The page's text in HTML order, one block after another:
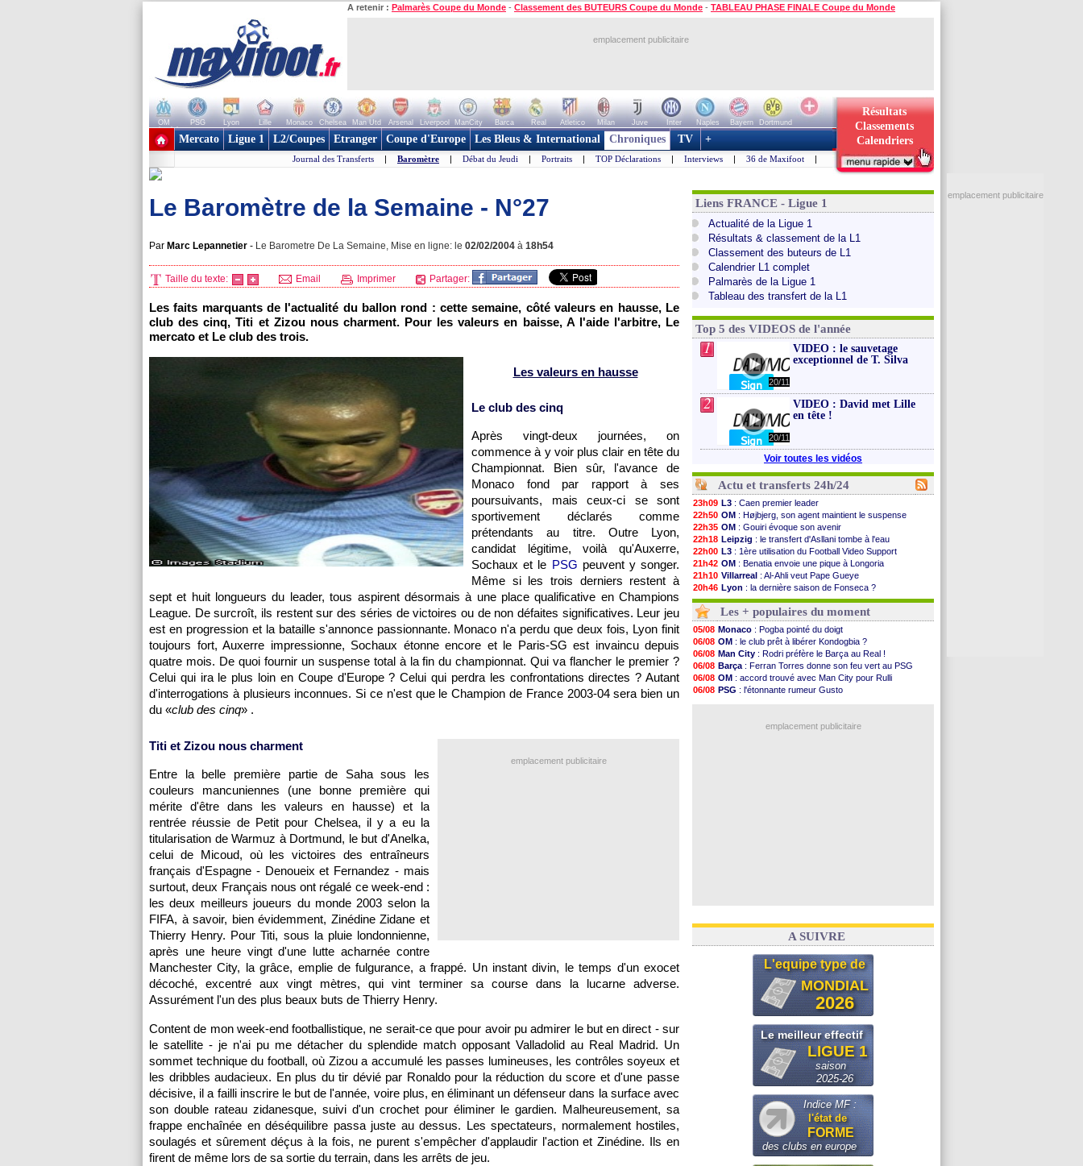
A retenir : Palmarès Coupe du Monde - Classement des BUTEURS Coupe du Monde - TABLEAU PHASE FINALE Coupe du Monde
emplacement publicitaire
OM PSG Lyon Lille Monaco Chelsea Man Utd Arsenal Liverpool ManCity Barca Real Atletico Milan Juve Inter Naples Bayern
Dortmund
+ de clubs
Résultats
Classements
Calendriers
Mercato Ligue 1 L2/Coupes Etranger Coupe d'Europe Les Bleus & International Chroniques TV +
Journal des Transferts | Baromètre | Débat du Jeudi | Portraits | TOP Déclarations | Interviews | 36 de Maxifoot |
Le Baromètre de la Semaine - N°27
Par Marc Lepannetier - Le Barometre De La Semaine, Mise en ligne: le 02/02/2004 à 18h54
Taille du texte: Email Imprimer Partager:
Les faits marquants de l'actualité du ballon rond : cette semaine, côté valeurs en hausse, Le
club des cinq, Titi et Zizou nous charment. Pour les valeurs en baisse, A l'aide l'arbitre, Le
mercato et Le club des trois.
Les valeurs en hausse
Le club des cinq
Après vingt-deux journées, on
commence à y voir plus clair en tête du
Championnat. Bien sûr, l'avance de
Monaco fond par rapport à ses
poursuivants, mais ceux-ci se sont
sportivement déclarés comme
prétendants au titre. Outre Lyon,
candidat légitime, voilà qu'Auxerre,
Sochaux et le PSG peuvent y songer.
Même si les trois derniers restent à
sept et huit longueurs du leader, tous aspirent désormais à une place qualificative en Champions
League. De surcroît, ils restent sur des séries de victoires ou de non défaites significatives. Leur jeu
est en progression et la bataille s'annonce passionnante. Monaco n'a perdu que deux fois, Lyon finit
toujours fort, Auxerre impressionne, Sochaux étonne encore et le Paris-SG est invaincu depuis
quatre mois. De quoi fournir un suspense total à la fin du championnat. Qui va flancher le premier ?
Celui qui ira le plus loin en Coupe d'Europe ? Celui qui perdra les confrontations directes ? Autant
d'interrogations à plusieurs inconnues. Si ce n'est que le Champion de France 2003-04 sera bien un
du «club des cinq» .
emplacement publicitaire
Titi et Zizou nous charment
Entre la belle première partie de Saha sous les
couleurs mancuniennes (une bonne première qui
mérite d'être dans les valeurs en hausse) et la
rentrée réussie de Petit pour Chelsea, il y a eu la
titularisation de Warmuz à Dortmund, le but d'Anelka,
celui de Micoud, où les victoires des entraîneurs
français d'Espagne - Denoueix et Fernandez - mais
surtout, deux Français nous ont régalé ce week-end :
les deux meilleurs joueurs du monde 2003 selon la
FIFA, à savoir, bien évidemment, Zinédine Zidane et
Thierry Henry. Pour Titi, sous la pluie londonnienne,
après une heure vingt d'une lutte acharnée contre
Manchester City, la grâce, emplie de fulgurance, a frappé. Un instant divin, le temps d'un exocet
décoché, excentré aux vingt mètres, qui vint terminer sa course dans la lucarne adverse.
Assurément l'un des plus beaux buts de Thierry Henry.
Content de mon week-end footballistique, ne serait-ce que pour avoir pu admirer le but en direct - sur
le satellite - je n'ai pu me détacher du splendide match opposant Valladolid au Real Madrid. Un
sommet technique du football, où Zizou a accumulé les passes lumineuses, les contrôles soyeux et
les dribbles audacieux. En plus du tir dévié par Ronaldo pour la réduction du score et d'une passe
décisive, il a failli inscrire le but de l'année, voire plus, en éliminant un défenseur dans la surface avec
son double rateau zidanesque, suivi d'un crochet pour éliminer le gardien. Malheureusement, sa
frappe enchaînée en déséquilibre passa juste au dessus. Les spectateurs, normalement hostiles,
soulagés et sûrement déçus à la fois, ne purent s'empêcher d'applaudir l'action et Zinédine. Ils en
firent de même lors de sa sortie du terrain, dans les arrêts de jeu.
Liens FRANCE - Ligue 1
Actualité de la Ligue 1
Résultats & classement de la L1
Classement des buteurs de L1
Calendrier L1 complet
Palmarès de la Ligue 1
Tableau des transfert de la L1
Top 5 des VIDEOS de l'année
1
20/11
VIDEO : le sauvetage
exceptionnel de T. Silva
2
20/11
VIDEO : David met Lille
en tête !
Voir toutes les vidéos
Actu et transferts 24h/24
23h09 L3 : Caen premier leader
22h50 OM : Højbjerg, son agent maintient le suspense
22h35 OM : Gouiri évoque son avenir
22h18 Leipzig : le transfert d'Asllani tombe à l'eau
22h00 L3 : 1ère utilisation du Football Video Support
21h42 OM : Benatia envoie une pique à Longoria
21h10 Villarreal : Al-Ahli veut Pape Gueye
20h46 Lyon : la dernière saison de Fonseca ?
20h30 OM: un nouveau prétendant pour Højbjerg
20h01
Brest: un gardien norvégien en approche ?
19h18 OM: McCourt a versé 120 M€ en 2026
19h09
PSG: 4 retours dans le groupe face à Man Utd ...
18h48
Nice: Kevin Carlos va partir en Italie
18h37
L1: prison avec sursis requis contre un arbitre
18h29
Leganés: c'est signé pour Luca Zidane (off.)
17h58
Atletico: Ruggeri en route pour Aston Villa
17h46
Monaco: Filipe Luis soutient Biereth
: Naples vise Gabriel Jesus
Les + populaires du moment
05/08 Monaco : Pogba pointé du doigt
06/08 OM : le club prêt à libérer Kondogbia ?
06/08 Man City : Rodri préfère le Barça au Real !
06/08 Barça : Ferran Torres donne son feu vert au PSG
06/08 OM : accord trouvé avec Man City pour Rulli
06/08 PSG : l'étonnante rumeur Gusto
emplacement publicitaire
A SUIVRE
L'equipe type de
MONDIAL
2026
Le meilleur effectif
LIGUE 1
saison
2025-26
Indice MF :
l'état de
FORME
des clubs en europe
emplacement publicitaire